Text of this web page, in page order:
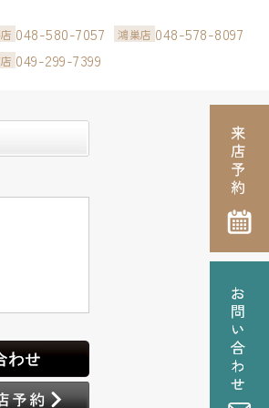
048-580-7057 鴻巣店 048-578-8097
049-299-7399